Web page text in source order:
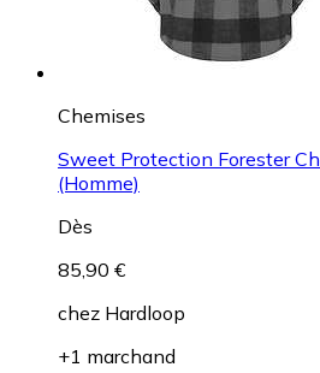
Chemises
Sweet Protection Forester
(Homme)
Dès
85,90 €
chez Hardloop
+1 marchand